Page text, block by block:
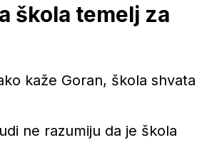
škola temelj za
kaže Goran, škola shvata
ne razumiju da je škola